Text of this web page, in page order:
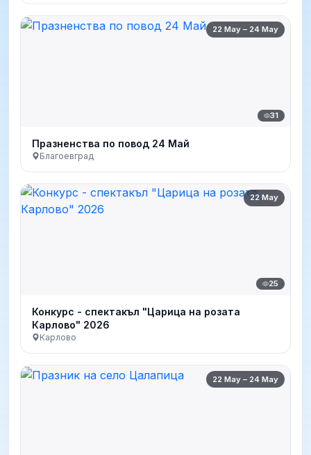
22 May – 24 May
31
Празненства по повод 24 Май
Благоевград
22 May
25
Конкурс - спектакъл "Царица на розата
Карлово" 2026
Карлово
22 May – 24 May